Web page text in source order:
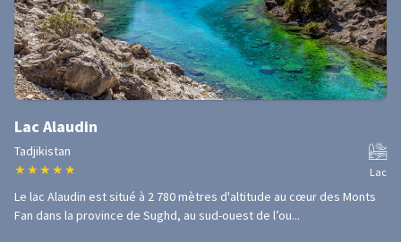
Lac Alaudin
Tadjikistan
★ ★ ★ ★ ★ Lac
Le lac Alaudin est situé à 2 780 mètres d'altitude au cœur des Monts
Fan dans la province de Sughd, au sud-ouest de l’ou...